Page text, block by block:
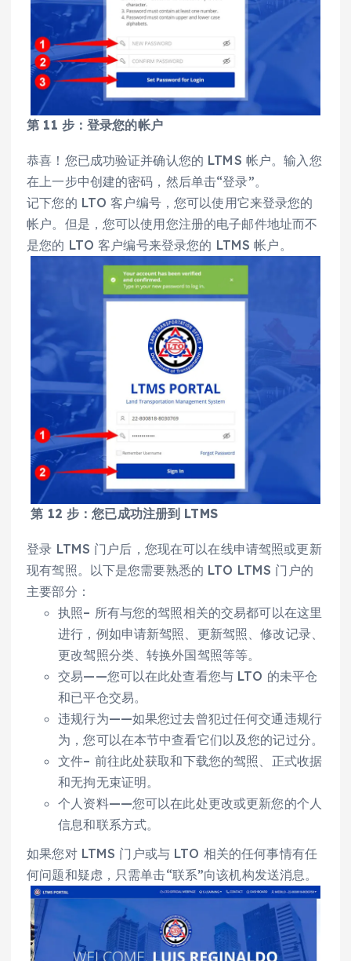
第 11 步：登录您的帐户
恭喜！您已成功验证并确认您的 LTMS 帐户。输入您
在上一步中创建的密码，然后单击“登录”。
记下您的 LTO 客户编号，您可以使用它来登录您的
帐户。但是，您可以使用您注册的电子邮件地址而不
是您的 LTO 客户编号来登录您的 LTMS 帐户。
第 12 步：您已成功注册到 LTMS
登录 LTMS 门户后，您现在可以在线申请驾照或更新
现有驾照。以下是您需要熟悉的 LTO LTMS 门户的
主要部分：
执照– 所有与您的驾照相关的交易都可以在这里
进行，例如申请新驾照、更新驾照、修改记录、
更改驾照分类、转换外国驾照等等。
交易——您可以在此处查看您与 LTO 的未平仓
和已平仓交易。
违规行为——如果您过去曾犯过任何交通违规行
为，您可以在本节中查看它们以及您的记过分。
文件– 前往此处获取和下载您的驾照、正式收据
和无拘无束证明。
个人资料——您可以在此处更改或更新您的个人
信息和联系方式。
如果您对 LTMS 门户或与 LTO 相关的任何事情有任
何问题和疑虑，只需单击“联系”向该机构发送消息。